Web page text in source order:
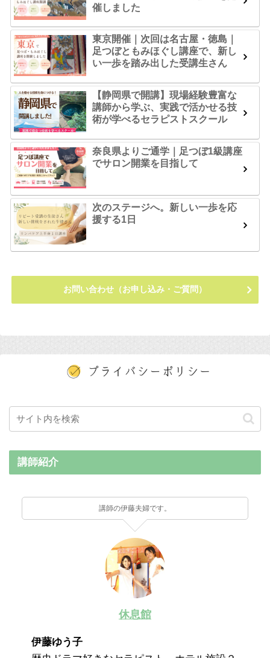
催しました
東京開催｜次回は名古屋・徳島｜
足つぼともみほぐし講座で、新し
い一歩を踏み出した受講生さん
【静岡県で開講】現場経験豊富な
講師から学ぶ、実践で活かせる技
術が学べるセラピストスクール
奈良県よりご通学｜足つぼ1級講座
でサロン開業を目指して
次のステージへ。新しい一歩を応
援する1日
お問い合わせ（お申し込み・ご質問）
講師紹介
講師の伊藤夫婦です。
休息館
伊藤ゆう子